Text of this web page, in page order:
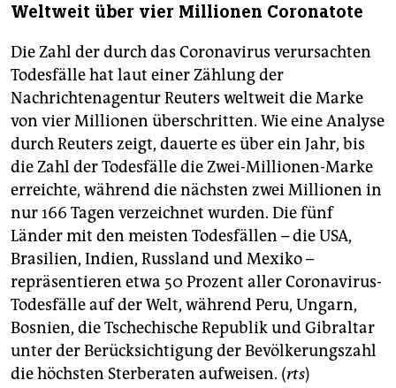
Weltweit über vier Millionen Coronatote
Die Zahl der durch das Coronavirus verursachten
Todesfälle hat laut einer Zählung der
Nachrichtenagentur Reuters weltweit die Marke
von vier Millionen überschritten. Wie eine Analyse
durch Reuters zeigt, dauerte es über ein Jahr, bis
die Zahl der Todesfälle die Zwei-Millionen-Marke
erreichte, während die nächsten zwei Millionen in
nur 166 Tagen verzeichnet wurden. Die fünf
Länder mit den meisten Todesfällen – die USA,
Brasilien, Indien, Russland und Mexiko –
repräsentieren etwa 50 Prozent aller Coronavirus-
Todesfälle auf der Welt, während Peru, Ungarn,
Bosnien, die Tschechische Republik und Gibraltar
unter der Berücksichtigung der Bevölkerungszahl
die höchsten Sterberaten aufweisen. (rts)